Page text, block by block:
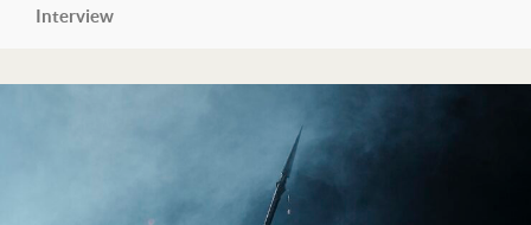
Interview
Lees verder